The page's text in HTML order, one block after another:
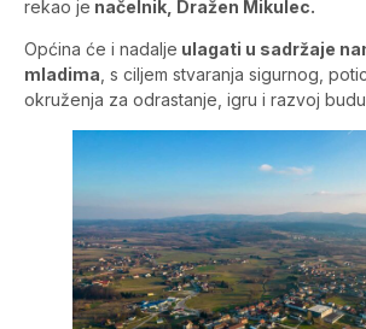
rekao je načelnik, Dražen Mikulec.
Općina će i nadalje ulagati u sadržaje
mladima , s ciljem stvaranja sigurnog,
okruženja za odrastanje, igru i razvoj